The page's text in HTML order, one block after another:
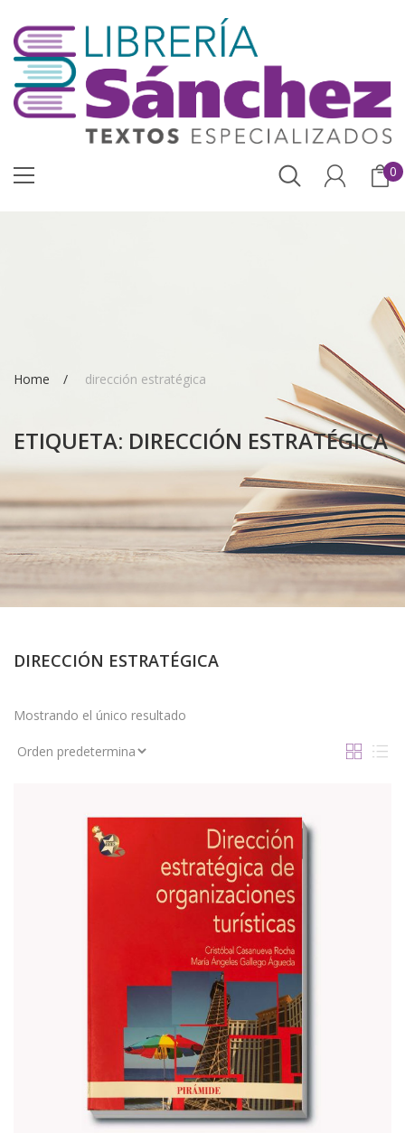
0
Home dirección estratégica
ETIQUETA: DIRECCIÓN ESTRATÉGICA
DIRECCIÓN ESTRATÉGICA
Mostrando el único resultado